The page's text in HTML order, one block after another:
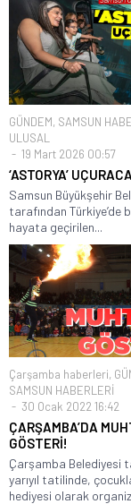
GÜNDEM, SAMSUN
ULUSAL
19 Mart 2026 00:57
‘ASTORYA’
Samsun Büyükşehir
tarafından Türkiye’de
hayata geçirilen...
Çarşamba haberleri,
SAMSUN HABERLERİ
30 Ocak 2022 16:42
ÇARŞAMBA’DA
GÖSTERİ!
Çarşamba Belediyesi
yarıyıl tatilinde,
hediyesi olarak